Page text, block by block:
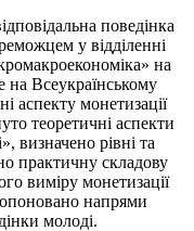
поведінка
у відділенні
на
на Всеукраїнському
аспекту монетизації
теоретичні аспекти
визначено рівні та
практичну складову
виміру монетизації
напрями
молоді.